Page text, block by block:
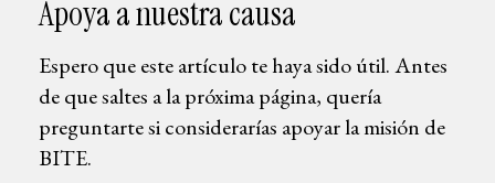
Apoya a nuestra causa
Espero que este artículo te haya sido útil. Antes
de que saltes a la próxima página, quería
preguntarte si considerarías apoyar la misión de
BITE.